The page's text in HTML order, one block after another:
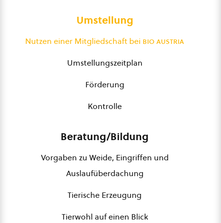
Umstellung
Nutzen einer Mitgliedschaft bei bio austria
Umstellungszeitplan
Förderung
Kontrolle
Beratung/Bildung
Vorgaben zu Weide, Eingriffen und
Auslaufüberdachung
Tierische Erzeugung
Tierwohl auf einen Blick